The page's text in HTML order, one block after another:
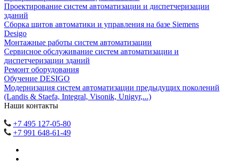
Проектирование систем автоматизации и диспетчеризации
зданий
Сборка щитов автоматики и управления на базе Siemens
Desigo
Монтажные работы систем автоматизации
Сервисное обслуживание систем автоматизации и
диспетчеризации зданий
Ремонт оборудования
Обучение DESIGO
Модернизация систем автоматизации предыдущих поколений
(Landis & Staefa, Integral, Visonik, Unigyr,...)
Наши контакты
+7 495 127-05-80
+7 991 648-61-49